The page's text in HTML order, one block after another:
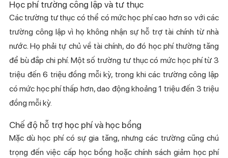
Học phí trường công lập và tư thục
Các trường tư thục có thể có mức học phí cao hơn so với các
trường công lập vì họ không nhận sự hỗ trợ tài chính từ nhà
nước. Họ phải tự chủ về tài chính, do đó học phí thường tăng
để bù đắp chi phí. Một số trường tư thục có mức học phí từ 3
triệu đến 6 triệu đồng mỗi kỳ, trong khi các trường công lập
có mức học phí thấp hơn, dao động khoảng 1 triệu đến 3 triệu
đồng mỗi kỳ.
Chế độ hỗ trợ học phí và học bổng
Mặc dù học phí có sự gia tăng, nhưng các trường cũng chú
trọng đến việc cấp học bổng hoặc chính sách giảm học phí